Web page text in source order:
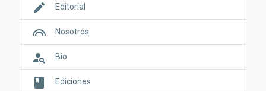
edit Editorial
looks Nosotros
person_search Bio
book Ediciones